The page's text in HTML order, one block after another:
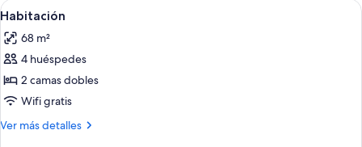
Abrir
todas
las
fotos
de
Habitación
Minibar, caja fuerte, espacio para
6
Habitación
68 m²
4 huéspedes
2 camas dobles
Wifi gratis
Ver más detalles
Más